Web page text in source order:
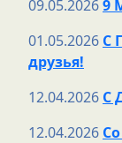
09.05.20269
01.05.2026 С
друзья!
12.04.2026 С
12.04.2026